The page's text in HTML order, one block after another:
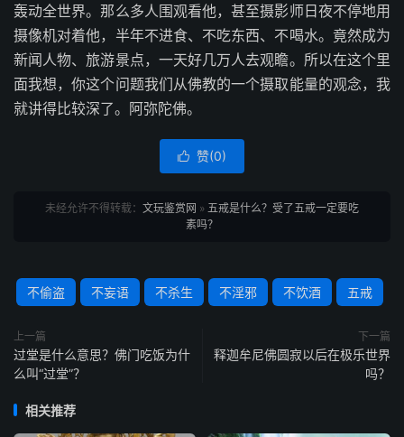
轰动全世界。那么多人围观看他，甚至摄影师日夜不停地用
摄像机对着他，半年不进食、不吃东西、不喝水。竟然成为
新闻人物、旅游景点，一天好几万人去观瞻。所以在这个里
面我想，你这个问题我们从佛教的一个摄取能量的观念，我
就讲得比较深了。阿弥陀佛。
 赞(0)
未经允许不得转载： 文玩鉴赏网 » 五戒是什么？受了五戒一定要吃
素吗？
不偷盗 不妄语 不杀生 不淫邪 不饮酒 五戒
上一篇
过堂是什么意思？佛门吃饭为什
么叫“过堂”？
下一篇
释迦牟尼佛圆寂以后在极乐世界
吗？
相关推荐